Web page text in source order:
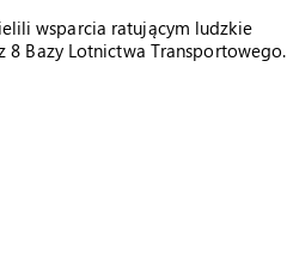
wsparcia ratującym ludzkie
8 Bazy Lotnictwa Transportowego.